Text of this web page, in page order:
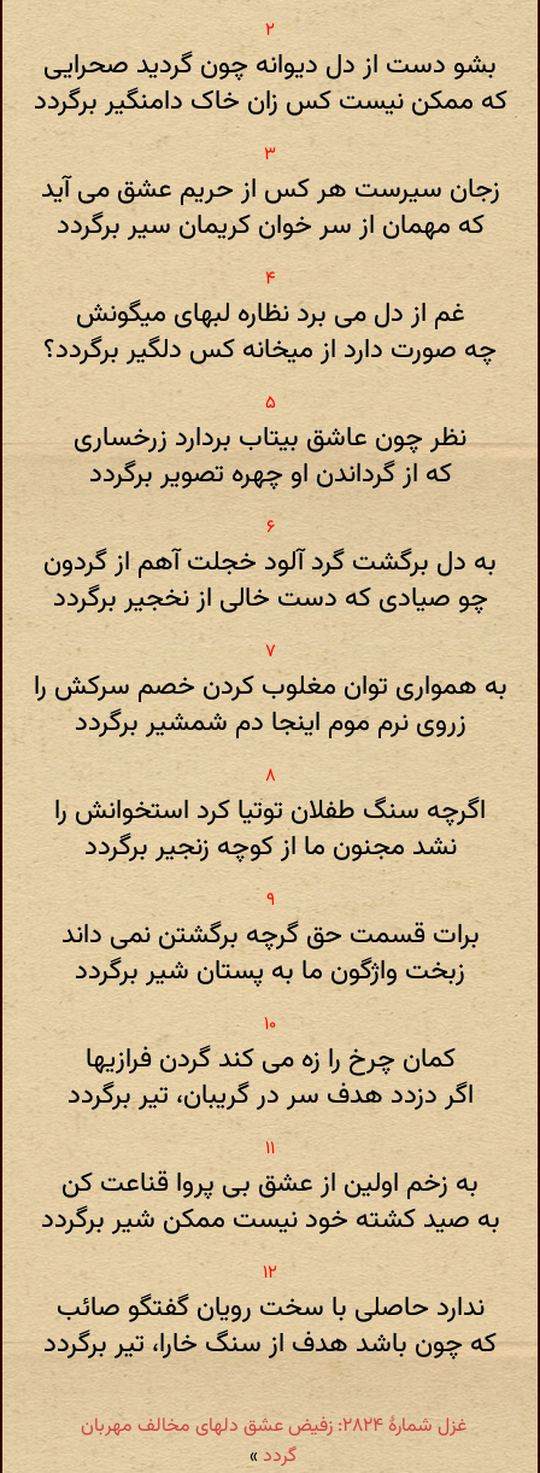
بشو دست از دل دیوانه چون گردید صحرایی
که ممکن نیست کس زان خاک دامنگیر برگردد
زجان سیرست هر کس از حریم عشق می آید
که مهمان از سر خوان کریمان سیر برگردد
غم از دل می برد نظاره لبهای میگونش
چه صورت دارد از میخانه کس دلگیر برگردد؟
نظر چون عاشق بیتاب بردارد زرخساری
که از گرداندن او چهره تصویر برگردد
به دل برگشت گرد آلود خجلت آهم از گردون
چو صیادی که دست خالی از نخجیر برگردد
به همواری توان مغلوب کردن خصم سرکش را
زروی نرم موم اینجا دم شمشیر برگردد
اگرچه سنگ طفلان توتیا کرد استخوانش را
نشد مجنون ما از کوچه زنجیر برگردد
برات قسمت حق گرچه برگشتن نمی داند
زبخت واژگون ما به پستان شیر برگردد
کمان چرخ را زه می کند گردن فرازیها
اگر دزدد هدف سر در گریبان، تیر برگردد
به زخم اولین از عشق بی پروا قناعت کن
به صید کشته خود نیست ممکن شیر برگردد
ندارد حاصلی با سخت رویان گفتگو صائب
که چون باشد هدف از سنگ خارا، تیر برگردد
غزل شمارهٔ ۲۸۲۴: زفیض عشق دلهای مخالف مهربان
گردد»